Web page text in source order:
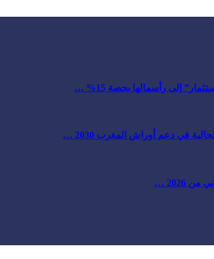
إلى رأسمالها بحصة 15% …
في دعم أوراش المغرب 2030 …